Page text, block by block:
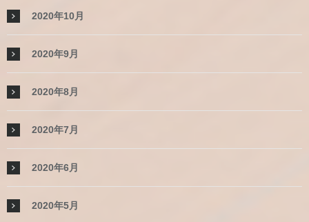
2020年10月
2020年9月
2020年8月
2020年7月
2020年6月
2020年5月